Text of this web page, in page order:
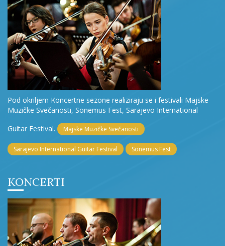
Pod okriljem Koncertne sezone realiziraju se i festivali Majske
Muzičke Svečanosti, Sonemus Fest, Sarajevo International
Guitar Festival.
Majske Muzičke Svečanosti
Sarajevo International Guitar Festival Sonemus Fest
KONCERTI